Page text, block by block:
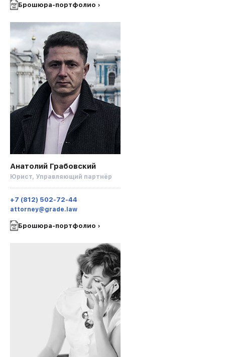
Брошюра-портфолио ›
Анатолий Грабовский
Юрист, Управляющий партнёр
+7 (812) 502-72-44
attorney@grade.law
Брошюра-портфолио ›